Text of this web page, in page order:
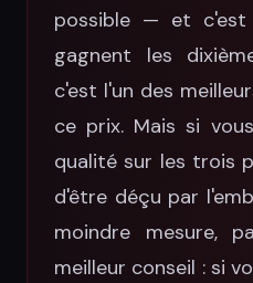
possible — et
gagnent les
c'est l'un des
ce prix. Mais si
qualité sur les trois
d'être déçu par
moindre mesure,
meilleur conseil : si